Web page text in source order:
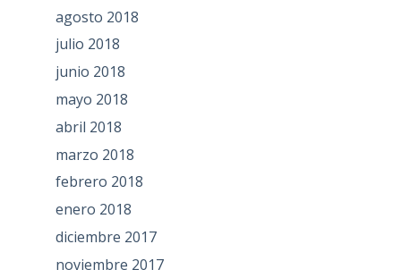
agosto 2018
julio 2018
junio 2018
mayo 2018
abril 2018
marzo 2018
febrero 2018
enero 2018
diciembre 2017
noviembre 2017